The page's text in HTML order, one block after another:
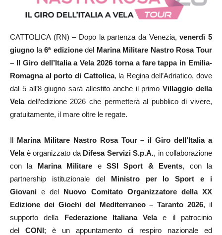
CATTOLICA (RN) – Dopo la partenza da Venezia,venerdì 5
giugno la6ª edizionedel Marina Militare Nastro Rosa Tour
– Il Giro dell’Italia a Vela 2026 torna a fare tappa in Emilia-
Romagna al porto di Cattolica, la Regina dell’Adriatico, dove
dal 5 all’8 giugno sarà allestito anche il primoVillaggio della
Veladell’edizione 2026 che permetterà al pubblico di vivere,
gratuitamente, il mare oltre le regate.
Il Marina Militare Nastro Rosa Tour – il Giro dell’Italia a
Vela è organizzato da Difesa Servizi S.p.A., in collaborazione
con la Marina Militare eSSI Sport & Events, con la
partnership istituzionale del Ministro per lo Sport e i
Giovani e del Nuovo Comitato Organizzatore della XX
Edizione dei Giochi del Mediterraneo – Taranto 2026, il
supporto della Federazione Italiana Velae il patrocinio
del CONI; è un appuntamento di respiro nazionale ed